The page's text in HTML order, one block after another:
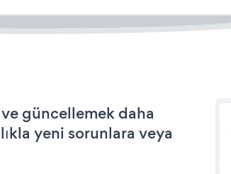
güncellemek daha
yeni sorunlara veya